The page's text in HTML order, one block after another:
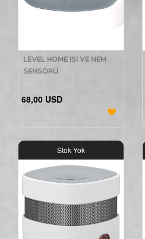
LEVEL HOME ISI VE NEM
SENSÖRÜ
68,00 USD
Stok Yok